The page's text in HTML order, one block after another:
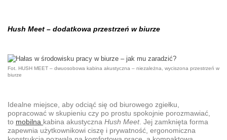
Hush Meet – dodatkowa przestrzeń w biurze
Fot. HUSH MEET – dwuosobowa kabina akustyczna – niezależna, wyciszona przestrzeń w
biurze
Idealne miejsce, aby odciąć się od biurowego zgiełku,
popracować w skupieniu czy po prostu spokojnie porozmawiać,
to mobilna kabina akustyczna Hush Meet. Jej zamknięta forma
zapewnia użytkownikowi ciszę i prywatność, ergonomiczna